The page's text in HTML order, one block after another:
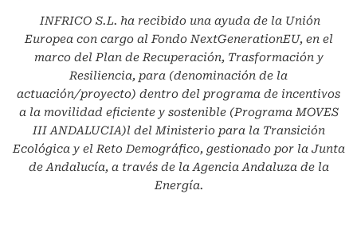
INFRICO S.L. ha recibido una ayuda de la Unión
Europea con cargo al Fondo NextGenerationEU, en el
marco del Plan de Recuperación, Trasformación y
Resiliencia, para (denominación de la
actuación/proyecto) dentro del programa de incentivos
a la movilidad eficiente y sostenible (Programa MOVES
III ANDALUCIA)l del Ministerio para la Transición
Ecológica y el Reto Demográfico, gestionado por la Junta
de Andalucía, a través de la Agencia Andaluza de la
Energía.